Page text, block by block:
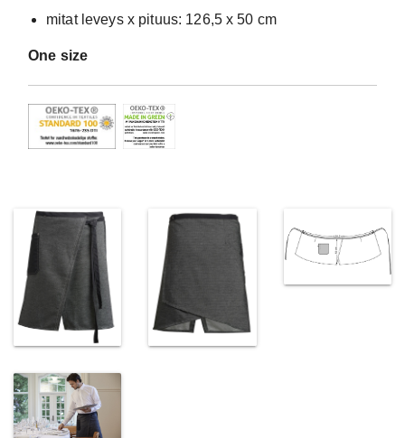
mitat leveys x pituus: 126,5 x 50 cm
One size